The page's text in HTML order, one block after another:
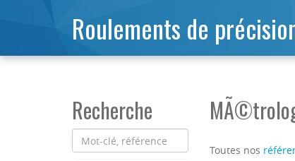
Roulements de
Recherche
Toutes nos